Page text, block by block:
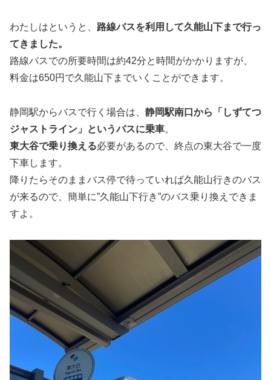
わたしはというと、 路線バスを利用して久能山下まで行っ
てきました。
路線バスでの所要時間は約42分と時間がかかりますが、
料金は650円で久能山下までいくことができます。
静岡駅からバスで行く場合は、 静岡駅南口から「しずてつ
ジャストライン」というバスに乗車。
東大谷で乗り換える必要があるので、終点の東大谷で一度
下車します。
降りたらそのままバス停で待っていれば久能山行きのバス
が来るので、簡単に”久能山下行き”のバス乗り換えできま
すよ。